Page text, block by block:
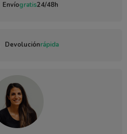
Envíogratis24/48h
Devoluciónrápida